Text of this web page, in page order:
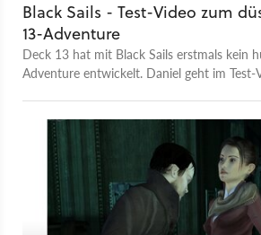
Black Sails - Test-Video zum
13-Adventure
Deck 13 hat mit Black Sails erstmals kein
Adventure entwickelt. Daniel geht im Test-